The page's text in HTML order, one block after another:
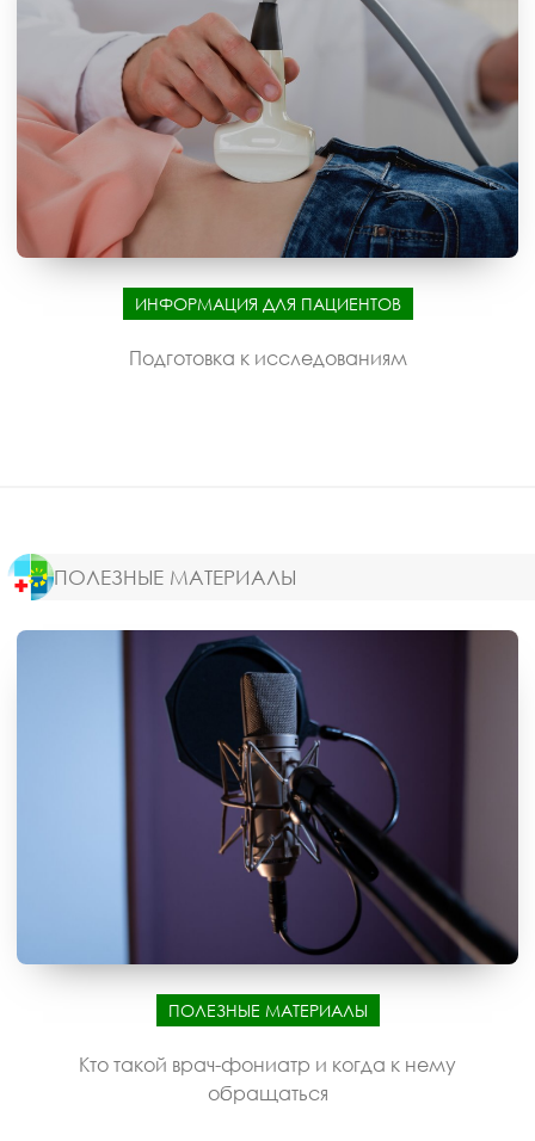
ИНФОРМАЦИЯ ДЛЯ ПАЦИЕНТОВ
Подготовка к исследованиям
ПОЛЕЗНЫЕ МАТЕРИАЛЫ
ПОЛЕЗНЫЕ МАТЕРИАЛЫ
Кто такой врач-фониатр и когда к нему
обращаться